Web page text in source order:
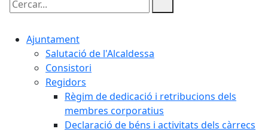
Cercar:
Ajuntament
Salutació de l'Alcaldessa
Consistori
Regidors
Règim de dedicació i retribucions dels
membres corporatius
Declaració de béns i activitats dels càrrecs